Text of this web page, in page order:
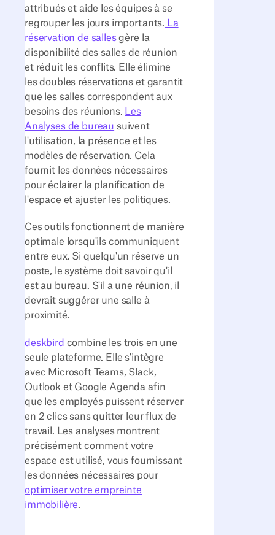
attribués et aide les équipes à se
regrouper les jours importants. La
réservation de sallesgère la
disponibilité des salles de réunion
et réduit les conflits. Elle élimine
les doubles réservations et garantit
que les salles correspondent aux
besoins des réunions. Les
Analyses de bureau suivent
l'utilisation, la présence et les
modèles de réservation. Cela
fournit les données nécessaires
pour éclairer la planification de
l'espace et ajuster les politiques.
Ces outils fonctionnent de manière
optimale lorsqu'ils communiquent
entre eux. Si quelqu'un réserve un
poste, le système doit savoir qu'il
est au bureau. S'il a une réunion, il
devrait suggérer une salle à
proximité.
deskbird combine les trois en une
seule plateforme. Elle s'intègre
avec Microsoft Teams, Slack,
Outlook et Google Agenda afin
que les employés puissent réserver
en 2 clics sans quitter leur flux de
travail. Les analyses montrent
précisément comment votre
espace est utilisé, vous fournissant
les données nécessaires pour
optimiser votre empreinte
immobilière.